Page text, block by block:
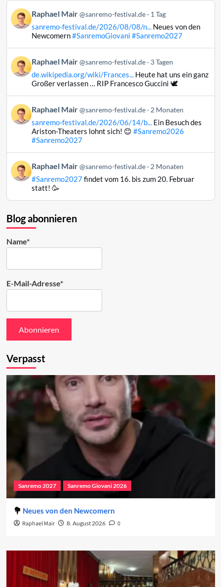
Beitrag
von
Raphael
Bluesky
ansehen
Raphael Mair @sanremo-festival.de 1 Tag
sanremo-festival.de/2026/08/08/n...Neues von den
Newcomern#SanremoGiovani #Sanremo2027
Beitrag
von
Raphael
Bluesky
ansehen
Raphael Mair @sanremo-festival.de 3 Tagen
de.wikipedia.org/wiki/Frances...Heute hat uns ein ganz
Großer verlassen … RIP Francesco Guccini 🕊️
Beitrag
von
Raphael
ansehen
Raphael Mair @sanremo-festival.de 2 Monaten
sanremo-festival.de/2026/06/14/b...Ein Besuch des
Ariston-Theaters lohnt sich! 😊 #Sanremo2026
#Sanremo2027
Beitrag
von
Raphael
Bluesky
ansehen
Raphael Mair @sanremo-festival.de 2 Monaten
#Sanremo2027findet vom 16. bis zum 20. Februar
statt! 🥳
Blog abonnieren
Name*
E-Mail-Adresse*
Verpasst
Sanremo 2027 Sanremo Giovani 2026
Neues von den Newcomern
Raphael Mair 8. August 2026 0